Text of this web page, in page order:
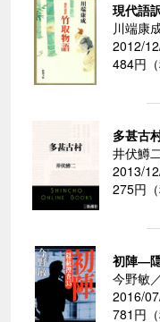
現代語
川端康
2012/
484円（
多甚古
井伏鱒
2013/
275円（
初陣―
今野敏
2016/
781円（